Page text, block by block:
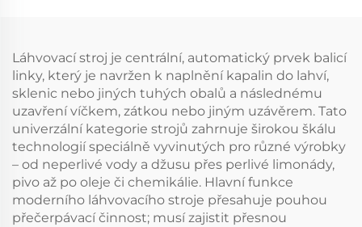
Láhvovací stroj je centrální, automatický prvek balicí
linky, který je navržen k naplnění kapalin do lahví,
sklenic nebo jiných tuhých obalů a následnému
uzavření víčkem, zátkou nebo jiným uzávěrem. Tato
univerzální kategorie strojů zahrnuje širokou škálu
technologií speciálně vyvinutých pro různé výrobky
– od neperlivé vody a džusu přes perlivé limonády,
pivo až po oleje či chemikálie. Hlavní funkce
moderního láhvovacího stroje přesahuje pouhou
přečerpávací činnost; musí zajistit přesnou